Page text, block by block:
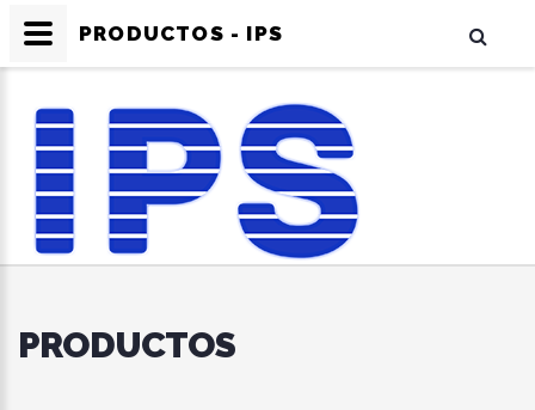
PRODUCTOS
PRODUCTOS - IPS